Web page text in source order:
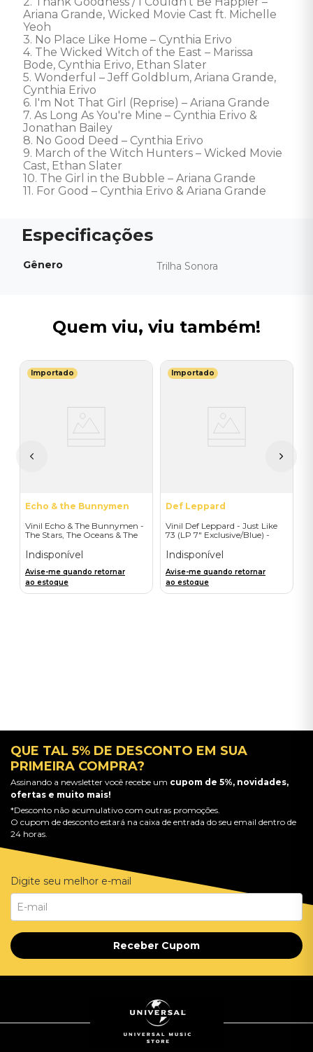
Ariana Grande, Wicked Movie Cast ft. Michelle
Yeoh
3. No Place Like Home – Cynthia Erivo
4. The Wicked Witch of the East – Marissa
Bode, Cynthia Erivo, Ethan Slater
5. Wonderful – Jeff Goldblum, Ariana Grande,
Cynthia Erivo
6. I'm Not That Girl (Reprise) – Ariana Grande
7. As Long As You're Mine – Cynthia Erivo &
Jonathan Bailey
8. No Good Deed – Cynthia Erivo
9. March of the Witch Hunters – Wicked Movie
Cast, Ethan Slater
10. The Girl in the Bubble – Ariana Grande
11. For Good – Cynthia Erivo & Ariana Grande
Gênero Trilha Sonora
Quem viu, viu também!
Importado
Echo & the Bunnymen
Vinil Echo & The Bunnymen -
The Stars, The Oceans & The
- Importado
Indisponível
Avise-me quando retornar
ao estoque
Importado
Def Leppard
Vinil Def Leppard - Just Like
73 (LP 7" Exclusive/Blue) -
Indisponível
Avise-me quando retornar
ao estoque
QUE TAL 5% DE DESCONTO EM SUA
PRIMEIRA COMPRA?
Assinando a newsletter você recebe um cupom de 5%, novidades,
ofertas e muito mais!
*Desconto não acumulativo com outras promoções.
O cupom de desconto estará na caixa de entrada do seu email dentro de
24 horas.
Digite seu melhor e-mail
Receber Cupom